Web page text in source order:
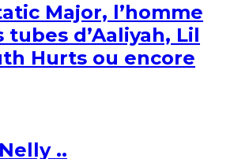
Major, l’homme
d’Aaliyah, Lil
Hurts ou encore
..